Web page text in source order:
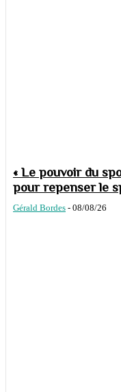
« Le pouvoir du
pour repenser le
Gérald Bordes - 08/08/26